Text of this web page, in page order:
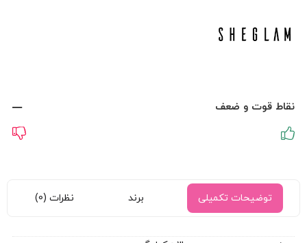
نقاط قوت و ضعف
توضیحات تکمیلی برند نظرات (0)